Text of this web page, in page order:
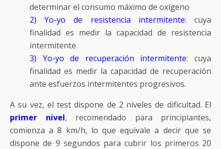
determinar el consumo máximo de oxígeno
2) Yo-yo de resistencia intermitente: cuya
finalidad es medir la capacidad de resistencia
intermitente.
3) Yo-yo de recuperación intermitente: cuya
finalidad es medir la capacidad de recuperación
ante esfuerzos intermitentes progresivos.
A su vez, el test dispone de 2 niveles de dificultad. El
primer nivel, recomendado para principiantes,
comienza a 8 km/h, lo que equivale a decir que se
dispone de 9 segundos para cubrir los primeros 20